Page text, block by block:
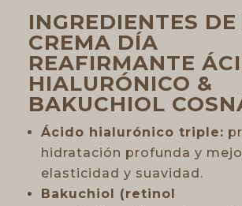
INGREDIENTES
CREMA DÍA
REAFIRMANTE
HIALURÓNICO &
BAKUCHIOL
Ácido hialurónico triple:
hidratación profunda y
elasticidad y suavidad.
Bakuchiol (retinol